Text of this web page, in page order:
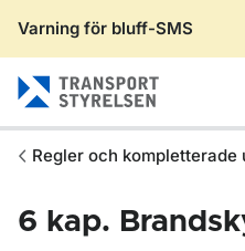
Varning för bluff-SMS
Regler och kompletterade
6 kap.